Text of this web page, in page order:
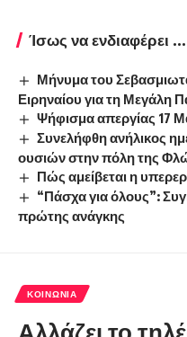
Ίσως να ενδιαφέρει ...
Μήνυμα του
Ειρηναίου για τη Μεγάλη
Ψήφισμα απεργίας 17
Συνελήφθη ανήλικος
ουσιών στην πόλη της
Πώς αμείβεται η
“Πάσχα για όλους”:
πρώτης ανάγκης
ΚΟΙΝΩΝΊΑ
Αλλάζει το